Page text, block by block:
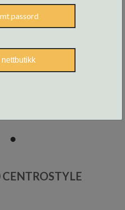
item
passord
nettbutikk